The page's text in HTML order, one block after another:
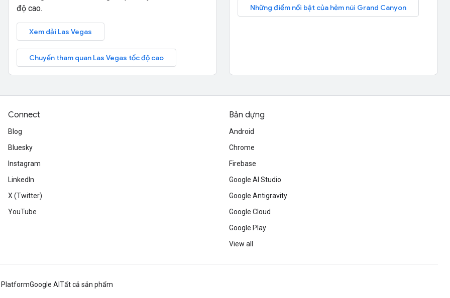
độ cao.
Xem dải Las Vegas
Chuyến tham quan Las Vegas tốc độ cao
Những điểm nổi bật của hẻm núi Grand Canyon
Connect
Blog
Bluesky
Instagram
LinkedIn
X (Twitter)
YouTube
Bản dựng
Android
Chrome
Firebase
Google AI Studio
Google Antigravity
Google Cloud
Google Play
View all
PlatformGoogle AI Tất cả sản phẩm